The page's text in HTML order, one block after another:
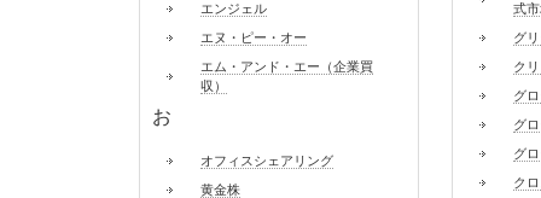
エンジェル
エヌ・ピー・オー
エム・アンド・エー（企業買
収）
お
オフィスシェアリング
黄金株
式
グ
ク
グ
グ
グ
ク